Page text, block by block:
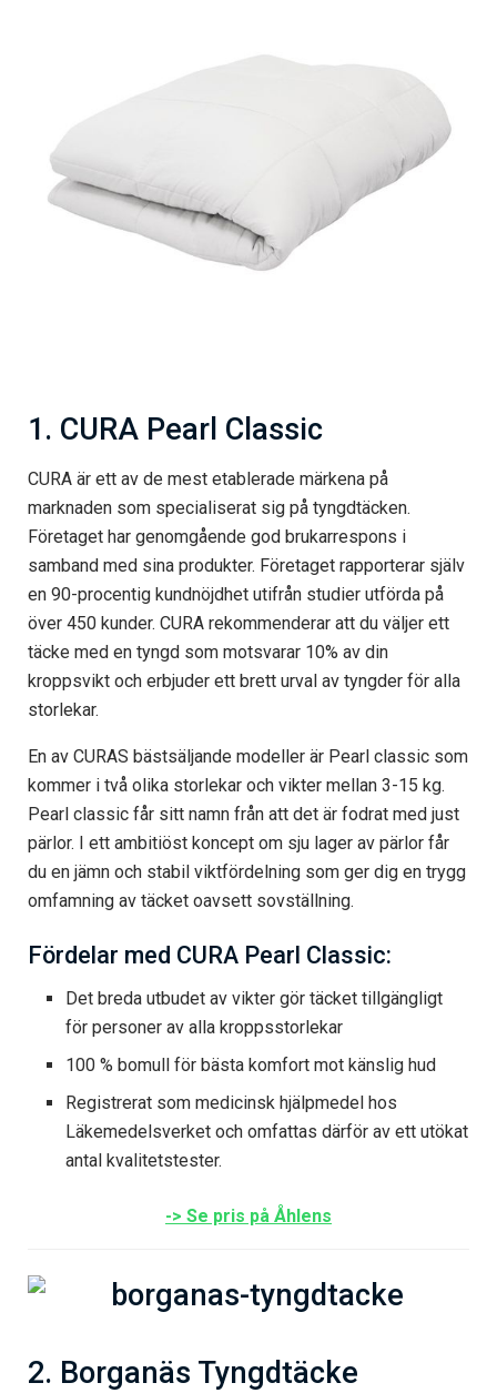
1. CURA Pearl Classic
CURA är ett av de mest etablerade märkena på
marknaden som specialiserat sig på tyngdtäcken.
Företaget har genomgående god brukarrespons i
samband med sina produkter. Företaget rapporterar själv
en 90-procentig kundnöjdhet utifrån studier utförda på
över 450 kunder. CURA rekommenderar att du väljer ett
täcke med en tyngd som motsvarar 10% av din
kroppsvikt och erbjuder ett brett urval av tyngder för alla
storlekar.
En av CURAS bästsäljande modeller är Pearl classic som
kommer i två olika storlekar och vikter mellan 3-15 kg.
Pearl classic får sitt namn från att det är fodrat med just
pärlor. I ett ambitiöst koncept om sju lager av pärlor får
du en jämn och stabil viktfördelning som ger dig en trygg
omfamning av täcket oavsett sovställning.
Fördelar med CURA Pearl Classic:
Det breda utbudet av vikter gör täcket tillgängligt
för personer av alla kroppsstorlekar
100 % bomull för bästa komfort mot känslig hud
Registrerat som medicinsk hjälpmedel hos
Läkemedelsverket och omfattas därför av ett utökat
antal kvalitetstester.
-> Se pris på Åhlens
2. Borganäs Tyngdtäcke